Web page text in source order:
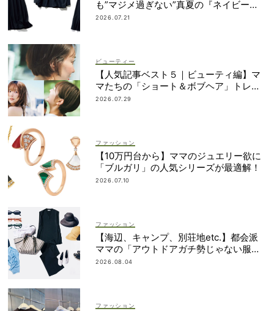
も”マジメ過ぎない”真夏の『ネイビー
服』６選
2026.07.21
ビューティー
【人気記事ベスト５｜ビューティ編】マ
マたちの「ショート＆ボブヘア」トレン
ドが丸わかり！
2026.07.29
ファッション
【10万円台から】ママのジュエリー欲に
「ブルガリ」の人気シリーズが最適解！
2026.07.10
ファッション
【海辺、キャンプ、別荘地etc.】都会派
ママの「アウトドアガチ勢じゃない服と
小物」集めました！
2026.08.04
ファッション